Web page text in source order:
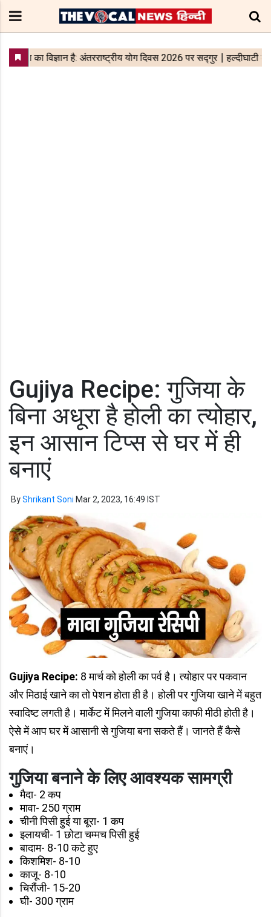
Gujiya Recipe: गुजिया के
बिना अधूरा है होली का त्योहार,
इन आसान टिप्स से घर में ही
बनाएं
ByShrikant Soni Mar 2, 2023, 16:49 IST
Gujiya Recipe: 8 मार्च को होली का पर्व है। त्योहार पर पकवान
और मिठाई खाने का तो पेशन होता ही है। होली पर गुजिया खाने में बहुत
स्वादिष्ट लगती है। मार्केट में मिलने वाली गुजिया काफी मीठी होती है।
ऐसे में आप घर में आसानी से गुजिया बना सकते हैं। जानते हैं कैसे
बनाएं।
गुजिया बनाने के लिए आवश्यक सामग्री
मैदा- 2 कप
मावा- 250 ग्राम
चीनी पिसी हुई या बूरा- 1 कप
इलायची- 1 छोटा चम्मच पिसी हुई
बादाम- 8-10 कटे हुए
किशमिश- 8-10
काजू- 8-10
चिरौंजी- 15-20
घी- 300 ग्राम